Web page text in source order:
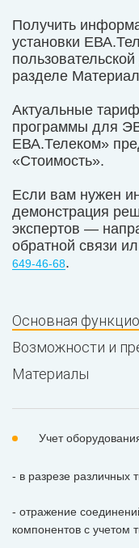
Получить
установки
разделе
Актуальные
программы для
ЕВА.Телеком»
«Стоимость».
Если вам нужен
демонстрация
экспертов —
обратной связи
649-46-68.
Основная
Возможности и
Материалы
Учет
- в разрезе различных
- отражение
компонентов с учетом